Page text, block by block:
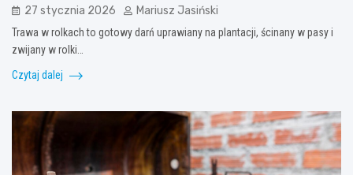
27 stycznia 2026 Mariusz Jasiński
Trawa w rolkach to gotowy darń uprawiany na plantacji, ścinany w pasy i
zwijany w rolki…
Czytaj dalej